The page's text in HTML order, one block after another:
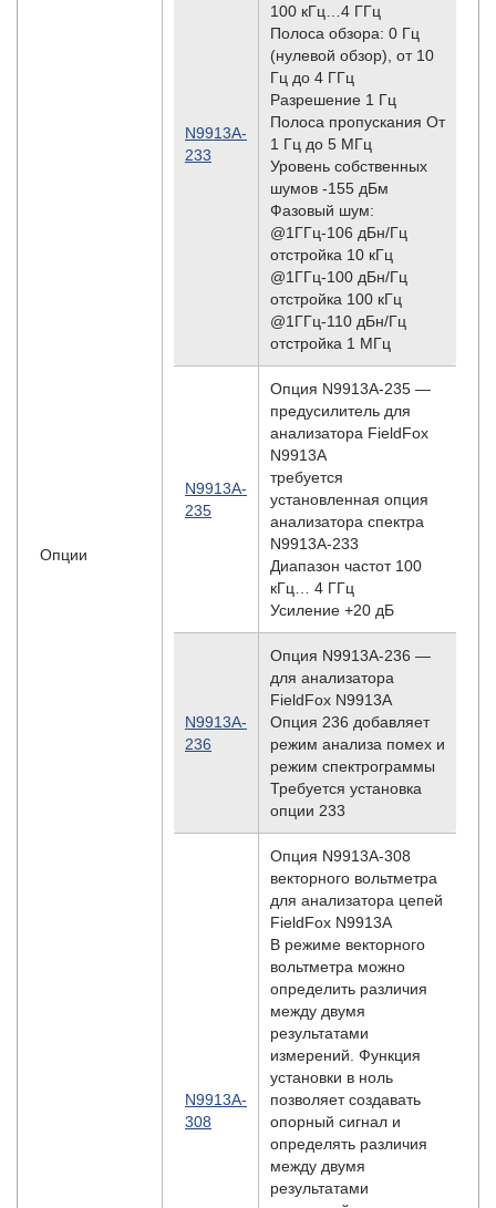
Опции
N9913A-
233
100 кГц…4 ГГц
Полоса обзора: 0 Гц
(нулевой обзор), от 10
Гц до 4 ГГц
Разрешение 1 Гц
Полоса пропускания От
1 Гц до 5 МГц
Уровень собственных
шумов -155 дБм
Фазовый шум:
@1ГГц-106 дБн/Гц
отстройка 10 кГц
@1ГГц-100 дБн/Гц
отстройка 100 кГц
@1ГГц-110 дБн/Гц
отстройка 1 МГц
N9913A-
235
Опция N9913A-235 —
предусилитель для
анализатора FieldFox
N9913A
требуется
установленная опция
анализатора спектра
N9913A-233
Диапазон частот 100
кГц… 4 ГГц
Усиление +20 дБ
N9913A-
236
Опция N9913A-236 —
для анализатора
FieldFox N9913A
Опция 236 добавляет
режим анализа помех и
режим спектрограммы
Требуется установка
опции 233
N9913A-
308
Опция N9913A-308
векторного вольтметра
для анализатора цепей
FieldFox N9913A
В режиме векторного
вольтметра можно
определить различия
между двумя
результатами
измерений. Функция
установки в ноль
позволяет создавать
опорный сигнал и
определять различия
между двумя
результатами